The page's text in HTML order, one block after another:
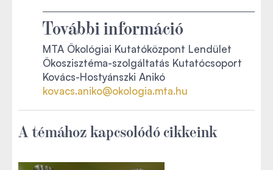
További információ
MTA Ökológiai Kutatóközpont Lendület
Ökoszisztéma-szolgáltatás Kutatócsoport
Kovács-Hostyánszki Anikó
kovacs.aniko@okologia.mta.hu
A témához kapcsolódó cikkeink